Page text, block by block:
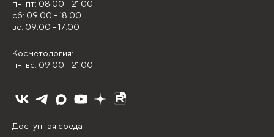
пн-пт: 08:00 - 21:00
сб: 09:00 - 18:00
вс: 09:00 - 17:00
Косметология:
пн-вс: 09:00 - 21:00
Доступная среда